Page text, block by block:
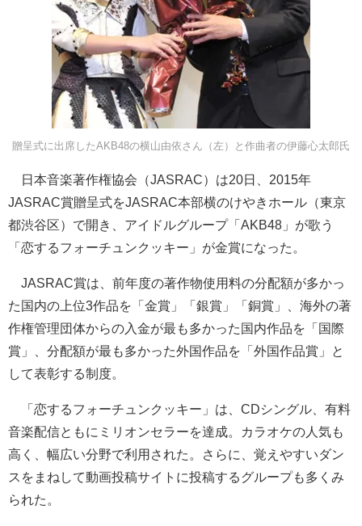
贈呈式に出席したAKB48の横山由依さん（左）と作曲者の伊藤心太郎氏
日本音楽著作権協会（JASRAC）は20日、2015年
JASRAC賞贈呈式をJASRAC本部横のけやきホール（東京
都渋谷区）で開き、アイドルグループ「AKB48」が歌う
「恋するフォーチュンクッキー」が金賞になった。
JASRAC賞は、前年度の著作物使用料の分配額が多かっ
た国内の上位3作品を「金賞」「銀賞」「銅賞」、海外の著
作権管理団体からの入金が最も多かった国内作品を「国際
賞」、分配額が最も多かった外国作品を「外国作品賞」と
して表彰する制度。
「恋するフォーチュンクッキー」は、CDシングル、有料
音楽配信ともにミリオンセラーを達成。カラオケの人気も
高く、幅広い分野で利用された。さらに、覚えやすいダン
スをまねして動画投稿サイトに投稿するグループも多くみ
られた。